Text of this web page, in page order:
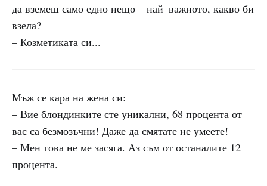
да вземеш само едно нещо – най–важното, какво би
взела?
– Козметиката си...
Мъж се кара на жена си:
– Вие блондинките сте уникални, 68 процента от
вас са безмозъчни! Даже да смятате не умеете!
– Мен това не ме засяга. Аз съм от останалите 12
процента.